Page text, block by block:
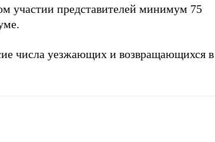
участии представителей минимум 75
числа уезжающих и возвращающихся в